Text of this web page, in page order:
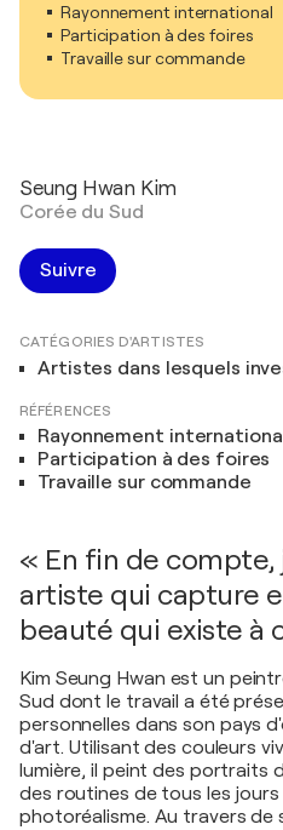
Rayonnement international
Participation à des foires
Travaille sur commande
Seung Hwan Kim
Corée du Sud
Suivre
CATÉGORIES D'ARTISTES
Artistes dans lesquels
RÉFÉRENCES
Rayonnement
Participation à des foires
Travaille sur commande
« En fin de compte,
artiste qui capture
beauté qui existe à
Kim Seung Hwan est un
Sud dont le travail a été
personnelles dans son pays
d'art. Utilisant des couleurs
lumière, il peint des portraits
des routines de tous les jours
photoréalisme. Au travers de